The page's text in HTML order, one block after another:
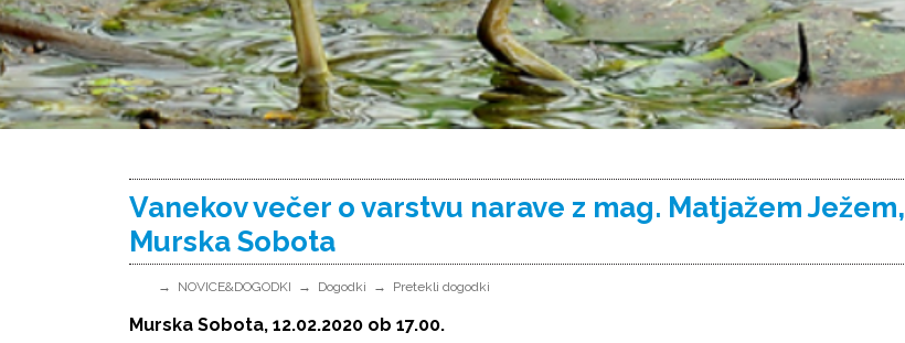
Vanekov večer o varstvu narave z mag. Matjažem Ježem,
Murska Sobota
NOVICE&DOGODKI Dogodki Pretekli dogodki
Murska Sobota, 12.02.2020 ob 17.00.